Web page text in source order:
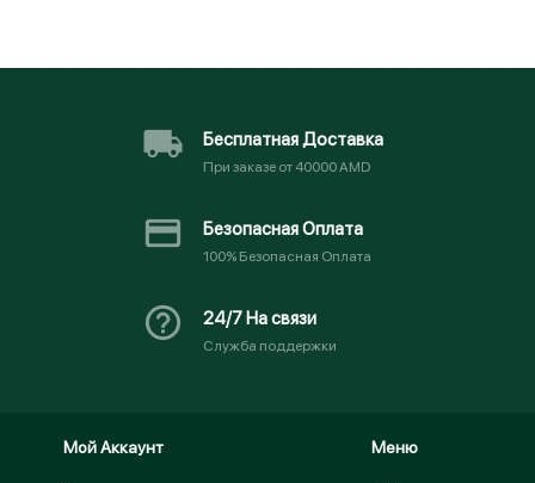
Бесплатная Доставка
При заказе от 40000 AMD
Безопасная Оплата
100% Безопасная Оплата
24/7 На связи
Служба поддержки
Мой Аккаунт Меню